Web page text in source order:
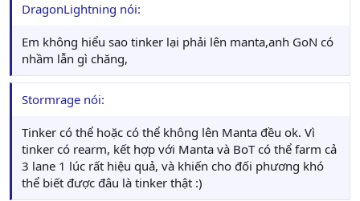
DragonLightning nói:
Em không hiểu sao tinker lại phải lên manta,anh GoN có
nhầm lẫn gì chăng,
Stormrage nói:
Tinker có thể hoặc có thể không lên Manta đều ok. Vì
tinker có rearm, kết hợp với Manta và BoT có thể farm cả
3 lane 1 lúc rất hiệu quả, và khiến cho đối phương khó
thể biết được đâu là tinker thật :)